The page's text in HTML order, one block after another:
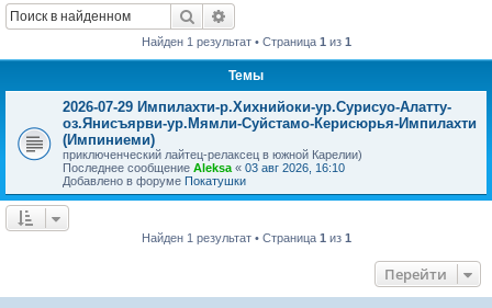
Поиск
Найден 1 результат • Страница 1 из 1
Темы
2026-07-29 Импилахти-р.Хихнийоки-ур.Сурисуо-Алатту-
оз.Янисъярви-ур.Мямли-Суйстамо-Керисюрья-Импилахти
(Импиниеми)
приключенческий лайтец-релаксец в южной Карелии)
Последнее сообщение Aleksa « 03 авг 2026, 16:10
Добавлено в форуме Покатушки
Найден 1 результат • Страница 1 из 1
Перейти